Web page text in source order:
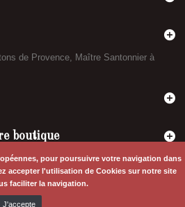
pour poursuivre votre navigation dans
accepter l'utilisation de Cookies sur notre site
faciliter la navigation.
J'accepte
de Provence, Maître Santonnier à
boutique